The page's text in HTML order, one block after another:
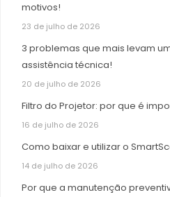
motivos!
23 de julho de 2026
3 problemas que mais levam
assistência técnica!
20 de julho de 2026
Filtro do Projetor: por que é
16 de julho de 2026
Como baixar e utilizar o
14 de julho de 2026
Por que a manutenção